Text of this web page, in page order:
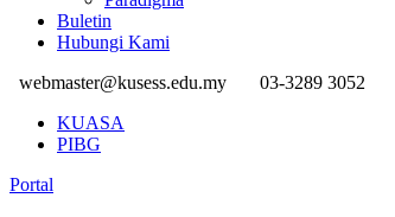
Buletin
Hubungi Kami
webmaster@kusess.edu.my
03-3289 3052
KUASA
PIBG
Portal